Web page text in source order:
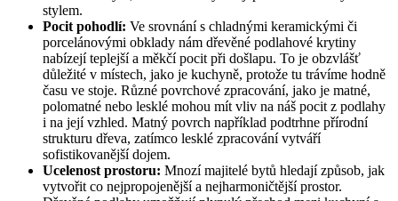
stylem.
Pocit pohodlí: Ve srovnání s chladnými keramickými či
porcelánovými obklady nám dřevěné podlahové krytiny
nabízejí teplejší a měkčí pocit při došlapu. To je obzvlášť
důležité v místech, jako je kuchyně, protože tu trávíme hodně
času ve stoje. Různé povrchové zpracování, jako je matné,
polomatné nebo lesklé mohou mít vliv na náš pocit z podlahy
i na její vzhled. Matný povrch například podtrhne přírodní
strukturu dřeva, zatímco lesklé zpracování vytváří
sofistikovanější dojem.
Ucelenost prostoru: Mnozí majitelé bytů hledají způsob, jak
vytvořit co nejpropojenější a nejharmoničtější prostor.